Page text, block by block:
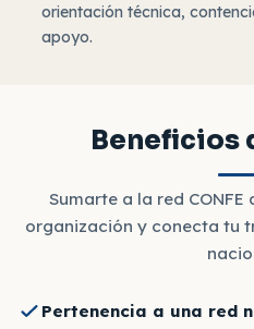
orientación técnica,
apoyo.
Beneficios
Sumarte a la red
organización y conecta tu
Pertenencia a una red